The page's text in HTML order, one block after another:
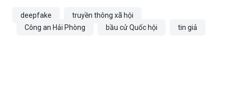
deepfake
truyền thông xã hội
Công an Hải Phòng
bầu cử Quốc hội tin giả